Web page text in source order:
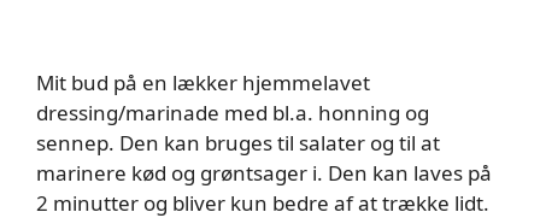
Mit bud på en lækker hjemmelavet
dressing/marinade med bl.a. honning og
sennep. Den kan bruges til salater og til at
marinere kød og grøntsager i. Den kan laves på
2 minutter og bliver kun bedre af at trække lidt.